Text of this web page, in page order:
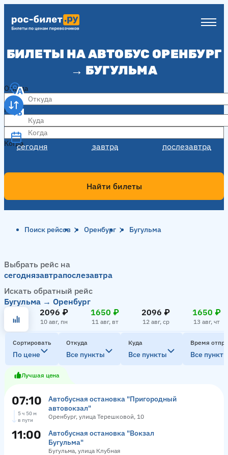
БИЛЕТЫ НА АВТОБУС ОРЕНБУРГ
→ БУГУЛЬМА
Откуда
Куда
Когда
сегодня завтра послезавтра
Когда
Найти билеты
Поиск рейсов Оренбург Бугульма
Выбрать рейс на
сегоднязавтрапослезавтра
Искать обратный рейс
Бугульма → Оренбург
2096 ₽
10 авг, пн
1650 ₽
11 авг, вт
2096 ₽
12 авг, ср
1650 ₽
13 авг, чт
Сортировать
По цене
Откуда
Все пункты
Куда
Все пункты
Время
Все
Лучшая цена
07:10
Автобусная остановка "Пригородный
автовокзал"
Оренбург, улица Терешковой, 10
5 ч 50 м
в пути
11:00
Автобусная остановка "Вокзал
Бугульма"
Бугульма, улица Клубная